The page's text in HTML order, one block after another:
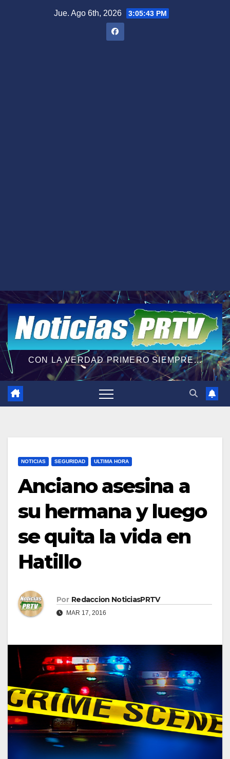
Jue. Ago 6th, 2026 3:05:44 PM
CON LA VERDAD PRIMERO SIEMPRE...
NOTICIAS SEGURIDAD ULTIMA HORA
Anciano asesina a
su hermana y luego
se quita la vida en
Hatillo
Por Redaccion NoticiasPRTV
MAR 17, 2016